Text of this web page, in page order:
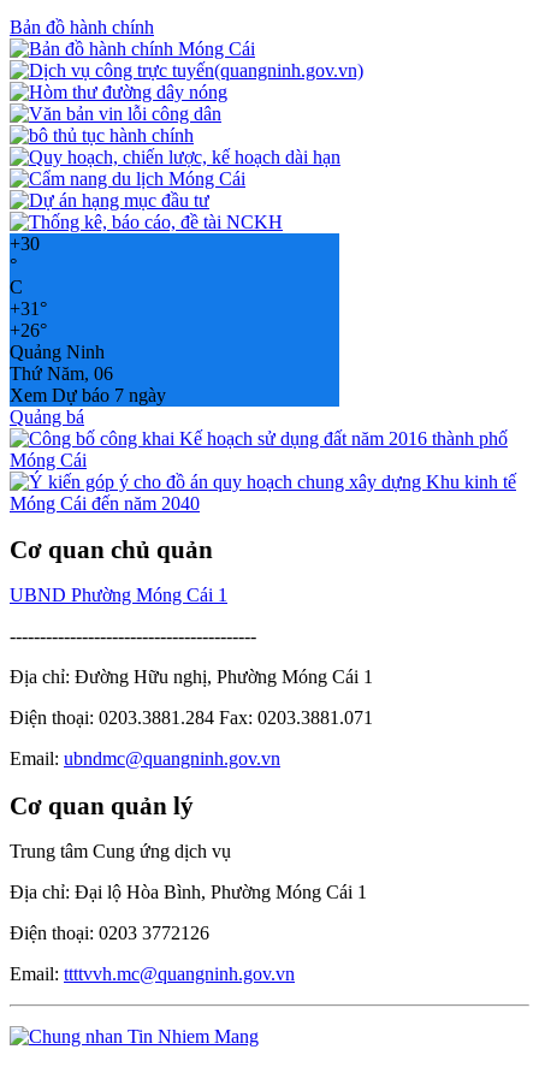
Bản đồ hành chính
+30
°
C
+31°
+26°
Quảng Ninh
Thứ Năm, 06
Xem Dự báo 7 ngày
Quảng bá
Cơ quan chủ quản
UBND Phường Móng Cái 1
-----------------------------------------
Địa chỉ: Đường Hữu nghị, Phường Móng Cái 1
Điện thoại: 0203.3881.284 Fax: 0203.3881.071
Email: ubndmc@quangninh.gov.vn
Cơ quan quản lý
Trung tâm Cung ứng dịch vụ
Địa chỉ: Đại lộ Hòa Bình, Phường Móng Cái 1
Điện thoại: 0203 3772126
Email: ttttvvh.mc@quangninh.gov.vn